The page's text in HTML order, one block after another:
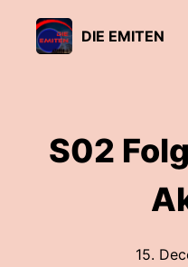
DIE EMITEN
S02
15.